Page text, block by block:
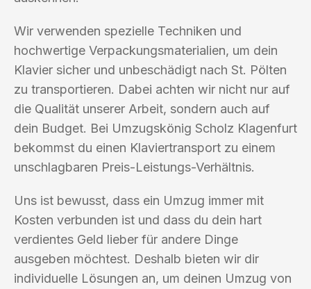
Wir verwenden spezielle Techniken und
hochwertige Verpackungsmaterialien, um dein
Klavier sicher und unbeschädigt nach St. Pölten
zu transportieren. Dabei achten wir nicht nur auf
die Qualität unserer Arbeit, sondern auch auf
dein Budget. Bei Umzugskönig Scholz Klagenfurt
bekommst du einen Klaviertransport zu einem
unschlagbaren Preis-Leistungs-Verhältnis.
Uns ist bewusst, dass ein Umzug immer mit
Kosten verbunden ist und dass du dein hart
verdientes Geld lieber für andere Dinge
ausgeben möchtest. Deshalb bieten wir dir
individuelle Lösungen an, um deinen Umzug von